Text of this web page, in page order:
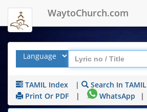
WaytoChurch.com
TAMIL Index | Search In TAMIL
Print Or PDF
| WhatsApp |